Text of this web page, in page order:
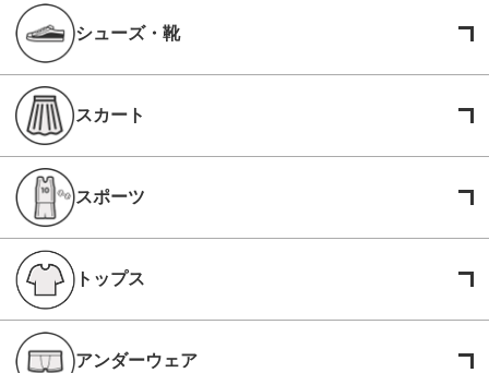
シューズ・靴
スカート
スポーツ
トップス
アンダーウェア